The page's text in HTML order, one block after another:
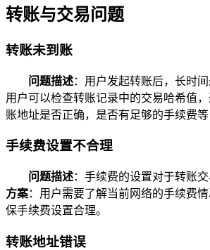
转账与交易问题
转账未到账
问题描述：用户发起转账后，长时
用户可以检查转账记录中的交易哈希值
账地址是否正确，是否有足够的手续费
手续费设置不合理
问题描述：手续费的设置对于转账
方案：用户需要了解当前网络的手续费
保手续费设置合理。
转账地址错误